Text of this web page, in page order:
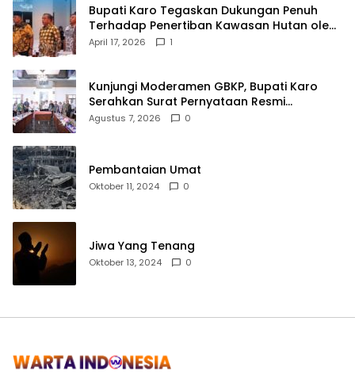
Bupati Karo Tegaskan Dukungan Penuh
Terhadap Penertiban Kawasan Hutan oleh
Pemerintah Pusat
April 17, 2026 1
Kunjungi Moderamen GBKP, Bupati Karo
Serahkan Surat Pernyataan Resmi
Penyerahan Aset RSUD Kabanjahe
Agustus 7, 2026 0
Pembantaian Umat
Oktober 11, 2024 0
Jiwa Yang Tenang
Oktober 13, 2024 0